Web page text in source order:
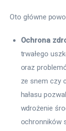
Oto główne
Ochrona
trwałego
oraz
ze snem czy
hałasu
wdrożenie
ochronników